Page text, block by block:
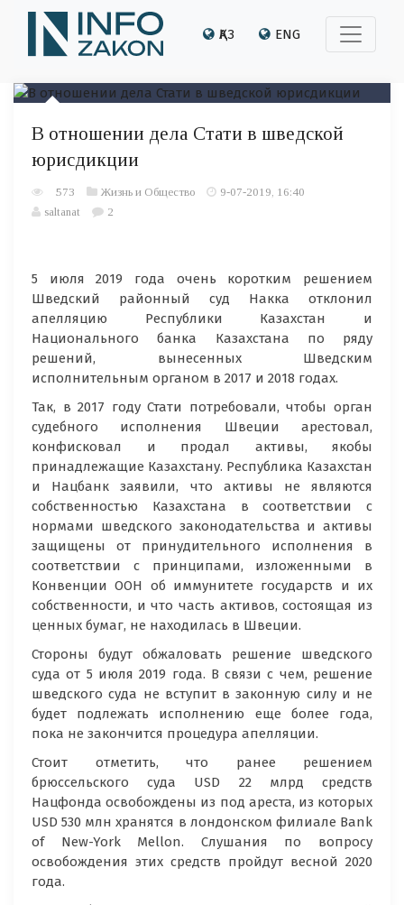
ҚАЗ ENG
В отношении дела Стати в шведской
юрисдикции
573 Жизнь и Общество
9-07-2019, 16:40
saltanat
2
5 июля 2019 года очень коротким решением
Шведский районный суд Накка отклонил
апелляцию Республики Казахстан и
Национального банка Казахстана по ряду
решений, вынесенных Шведским
исполнительным органом в 2017 и 2018 годах.
Так, в 2017 году Стати потребовали, чтобы орган
судебного исполнения Швеции арестовал,
конфисковал и продал активы, якобы
принадлежащие Казахстану. Республика Казахстан
и Нацбанк заявили, что активы не являются
собственностью Казахстана в соответствии с
нормами шведского законодательства и активы
защищены от принудительного исполнения в
соответствии с принципами, изложенными в
Конвенции ООН об иммунитете государств и их
собственности, и что часть активов, состоящая из
ценных бумаг, не находилась в Швеции.
Стороны будут обжаловать решение шведского
суда от 5 июля 2019 года. В связи с чем, решение
шведского суда не вступит в законную силу и не
будет подлежать исполнению еще более года,
пока не закончится процедура апелляции.
Стоит отметить, что ранее решением
брюссельского суда USD 22 млрд средств
Нацфонда освобождены из под ареста, из которых
USD 530 млн хранятся в лондонском филиале Bank
of New-York Mellon. Слушания по вопросу
освобождения этих средств пройдут весной 2020
года.